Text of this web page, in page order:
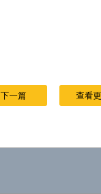
下一篇 查看